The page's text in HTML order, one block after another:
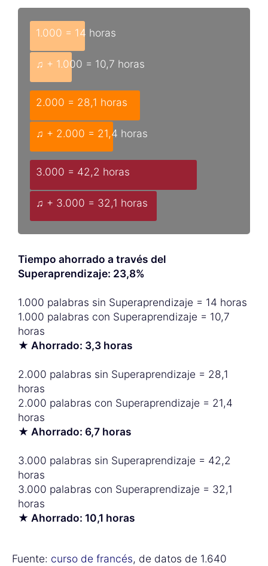
1.000 = 14 horas
♫ + 1.000 = 10,7 horas
2.000 = 28,1 horas
♫ + 2.000 = 21,4 horas
3.000 = 42,2 horas
♫ + 3.000 = 32,1 horas
Tiempo ahorrado a través del
Superaprendizaje: 23,8%
1.000 palabras sin Superaprendizaje = 14 horas
1.000 palabras con Superaprendizaje = 10,7
horas
★ Ahorrado: 3,3 horas
2.000 palabras sin Superaprendizaje = 28,1
horas
2.000 palabras con Superaprendizaje = 21,4
horas
★ Ahorrado: 6,7 horas
3.000 palabras sin Superaprendizaje = 42,2
horas
3.000 palabras con Superaprendizaje = 32,1
horas
★ Ahorrado: 10,1 horas
Fuente: curso de francés, de datos de 1.640